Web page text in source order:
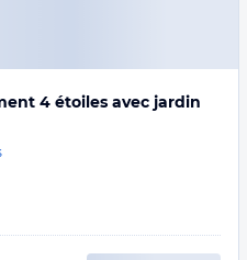
4 étoiles avec jardin